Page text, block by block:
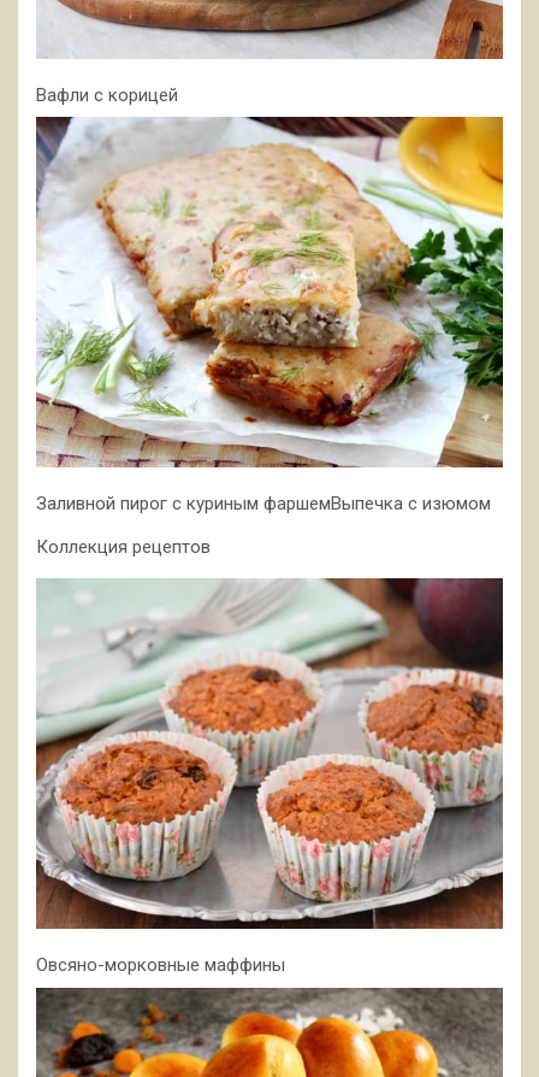
Вафли с корицей
Заливной пирог с куриным фаршемВыпечка с изюмом
Коллекция рецептов
Овсяно-морковные маффины